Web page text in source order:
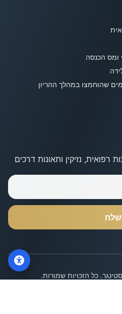
ומס הכנסה
שהוחמצו במהלך ההריון
רפואית, נזיקין ותאונות דרכים
שלח
. כל הזכויות שמורות.